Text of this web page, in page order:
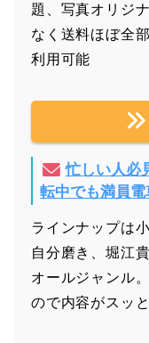
題、写真オリジ
なく送料ほぼ全
利用可能
忙しい人必
転中でも満員電
ラインナップは
自分磨き、堀江
オールジャンル
ので内容がスッ